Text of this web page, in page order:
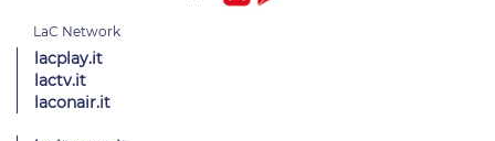
lacplay.it
lactv.it
laconair.it